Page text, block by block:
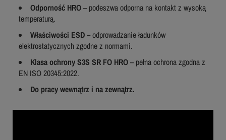
Odporność HRO– podeszwa odporna na kontakt z wysoką
temperaturą.
Właściwości ESD– odprowadzanie ładunków
elektrostatycznych zgodne z normami.
Klasa ochrony S3S SR FO HRO– pełna ochrona zgodna z
EN ISO 20345:2022.
Do pracy wewnątrz i na zewnątrz.